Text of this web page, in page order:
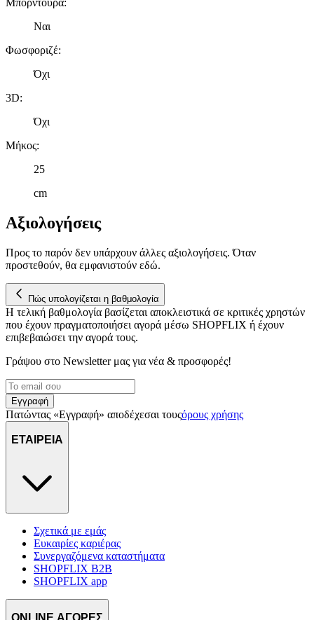
Ναι
Φωσφοριζέ:
Όχι
3D:
Όχι
Μήκος:
25
cm
Αξιολογήσεις
Προς το παρόν δεν υπάρχουν άλλες αξιολογήσεις. Όταν
προστεθούν, θα εμφανιστούν εδώ.
Πώς υπολογίζεται η βαθμολογία
Η τελική βαθμολογία βασίζεται αποκλειστικά σε κριτικές χρηστών
που έχουν πραγματοποιήσει αγορά μέσω SHOPFLIX ή έχουν
επιβεβαιώσει την αγορά τους.
Γράψου στο Νewsletter μας για νέα & προσφορές!
Εγγραφή
Πατώντας «Εγγραφή» αποδέχεσαι τουςόρους χρήσης
ΕΤΑΙΡΕΙΑ
Σχετικά με εμάς
Ευκαιρίες καριέρας
Συνεργαζόμενα καταστήματα
SHOPFLIX B2B
SHOPFLIX app